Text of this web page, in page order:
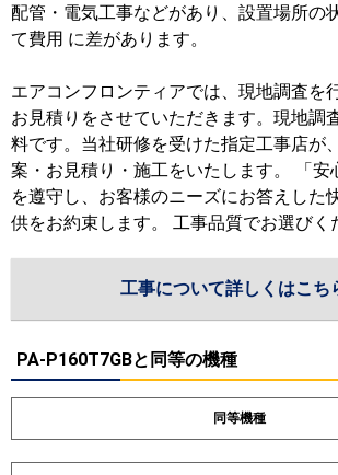
配管・電気工事などがあり、設置場所の
て費用 に差があります。
エアコンフロンティアでは、現地調査を
お見積りをさせていただきます。現地調
料です。当社研修を受けた指定工事店が
案・お見積り・施工をいたします。 「安
を遵守し、お客様のニーズにお答えした
供をお約束します。 工事品質でお選びく
工事について詳しくはこち
PA-P160T7GBと同等の機種
同等機種
ダイキン SSRH160D